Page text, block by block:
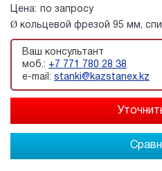
Цена:
по запросу
Ø кольцевой фрезой 95 мм,
Ваш консультант
моб.: +7 771 780 28 38
e-mail: stanki@kazstanex.kz